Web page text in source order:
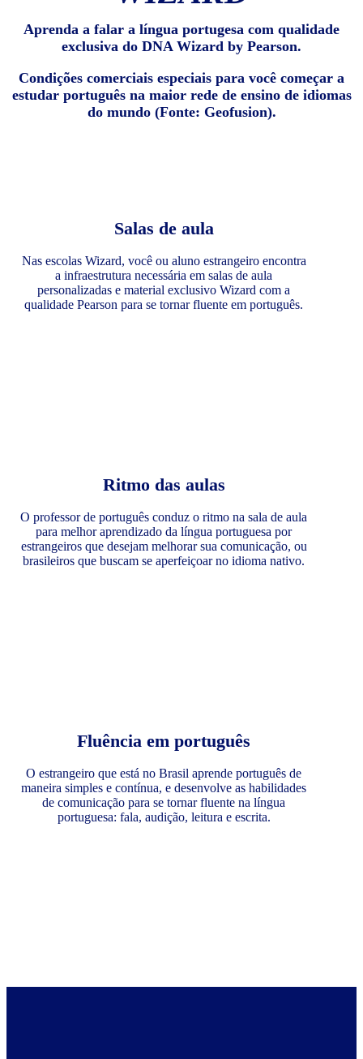
Aprenda a falar a língua portugesa com qualidade
exclusiva do DNA Wizard by Pearson.
Condições comerciais especiais para você começar a
estudar português na maior rede de ensino de idiomas
do mundo (Fonte: Geofusion).
Salas de aula
Nas escolas Wizard, você ou aluno estrangeiro encontra
a infraestrutura necessária em salas de aula
personalizadas e material exclusivo Wizard com a
qualidade Pearson para se tornar fluente em português.
Ritmo das aulas
O professor de português conduz o ritmo na sala de aula
para melhor aprendizado da língua portuguesa por
estrangeiros que desejam melhorar sua comunicação, ou
brasileiros que buscam se aperfeiçoar no idioma nativo.
Fluência em português
O estrangeiro que está no Brasil aprende português de
maneira simples e contínua, e desenvolve as habilidades
de comunicação para se tornar fluente na língua
portuguesa: fala, audição, leitura e escrita.